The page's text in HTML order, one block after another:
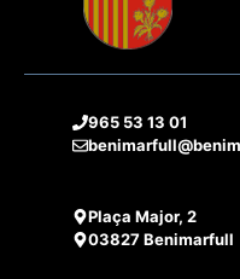
965 53 13 01
Plaça Major, 2
03827 Benimarfull